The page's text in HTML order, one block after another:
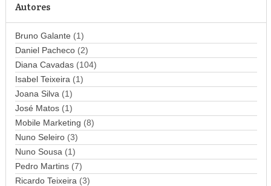
o
d
e
e
m
a
i
l
Autores
Bruno Galante (1)
Daniel Pacheco(2)
Diana Cavadas(104)
Isabel Teixeira (1)
Joana Silva (1)
José Matos(1)
Mobile Marketing (8)
Nuno Seleiro(3)
Nuno Sousa (1)
Pedro Martins(7)
Ricardo Teixeira (3)